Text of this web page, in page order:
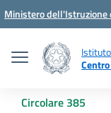
Vai ai contenuti
Vai al menu di
Vai al footer
Ministero dell'Istruzione
Circolare 385